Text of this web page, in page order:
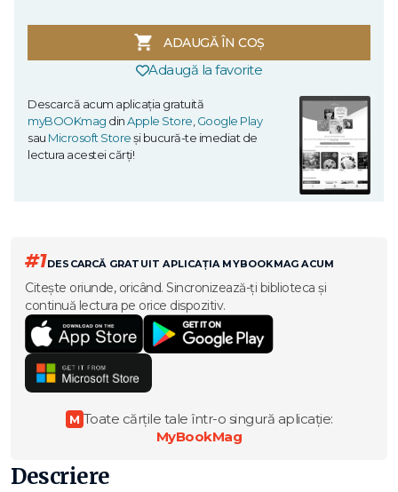
ADAUGĂ ÎN COȘ
Adaugă la favorite
Descarcă acum aplicația gratuită
myBOOKmag dinApple Store,Google Play
sau Microsoft Storeși bucură-te imediat de
lectura acestei cărți!
#1DESCARCĂ GRATUIT APLICAȚIA MYBOOKMAG ACUM
Citește oriunde, oricând. Sincronizează-ți biblioteca și
continuă lectura pe orice dispozitiv.
M Toate cărțile tale într-o singură aplicație:
MyBookMag
Descriere